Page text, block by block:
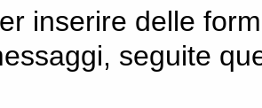
inserire delle
seguite